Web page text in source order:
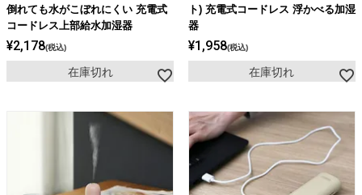
倒れても水がこぼれにくい 充電式
コードレス上部給水加湿器
¥2,178 税込
在庫切れ
ト) 充電式コードレス 浮かべる加湿
器
¥1,958 税込
在庫切れ